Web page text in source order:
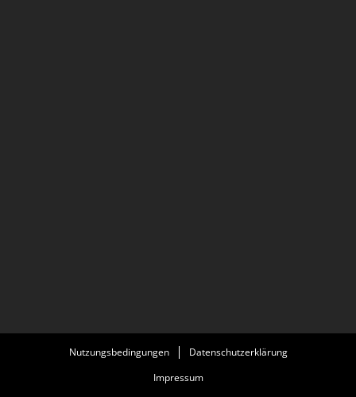
Nutzungsbedingungen
Datenschutzerklärung
Impressum